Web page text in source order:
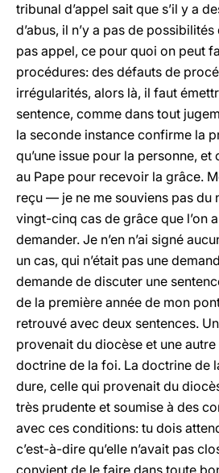
tribunal d’appel sait que s’il y a
d’abus, il n’y a pas de
pas appel, ce pour quoi on peut
procédures: des défauts de
irrégularités, alors là, il faut
sentence, comme dans tout
la seconde instance confirme la
qu’une issue pour la personne, et
au Pape pour recevoir la grâce.
reçu — je ne me souviens pas
vingt-cinq cas de grâce que l’on
demander. Je n’en n’ai signé
un cas, qui n’était pas une
demande de discuter une
de la première année de mon
retrouvé avec deux sentences.
provenait du diocèse et une
doctrine de la foi. La doctrine de
dure, celle qui provenait du
très prudente et soumise à des
avec ces conditions: tu dois
c’est-à-dire qu’elle n’avait pas
convient de le faire dans toute